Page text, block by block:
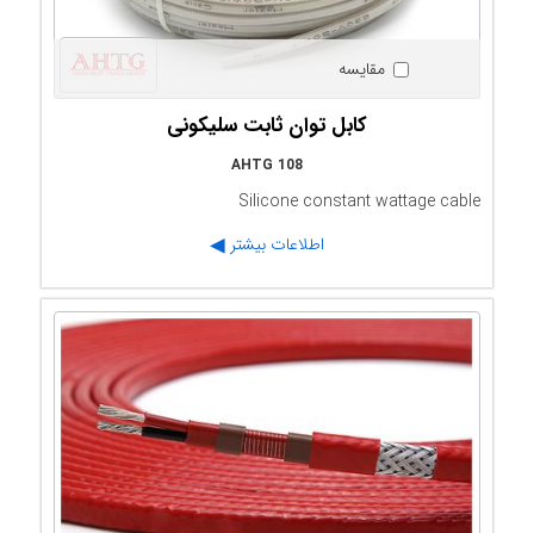
مقایسه
کابل توان ثابت سلیکونی
AHTG 108
Silicone constant wattage cable
اطلاعات بیشتر